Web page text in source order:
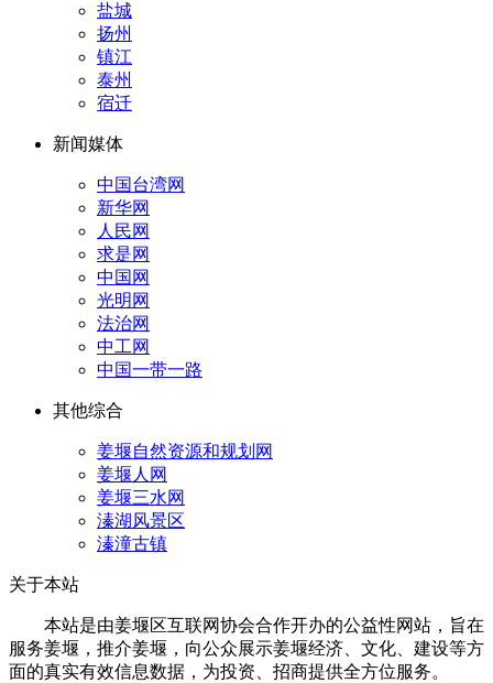
盐城
扬州
镇江
泰州
宿迁
新闻媒体
中国台湾网
新华网
人民网
求是网
中国网
光明网
法治网
中工网
中国一带一路
其他综合
姜堰自然资源和规划网
姜堰人网
姜堰三水网
溱湖风景区
溱潼古镇
关于本站
本站是由姜堰区互联网协会合作开办的公益性网站，旨在
服务姜堰，推介姜堰，向公众展示姜堰经济、文化、建设等方
面的真实有效信息数据，为投资、招商提供全方位服务。